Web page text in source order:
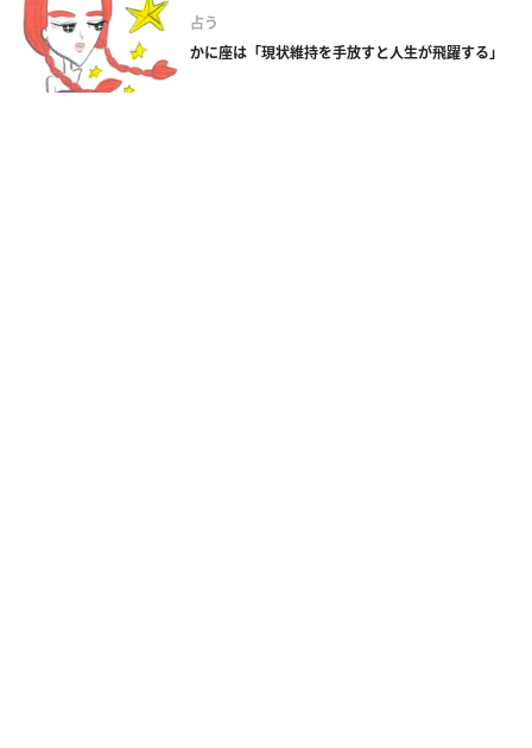
占う
かに座は「現状維持を手放すと人生が飛躍する」